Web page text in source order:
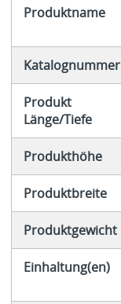
Produktname
Katalognummer
Produkt
Länge/Tiefe
Produkthöhe
Produktbreite
Produktgewicht
Einhaltung(en)